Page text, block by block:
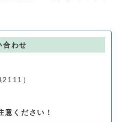
合わせ
）
意ください！